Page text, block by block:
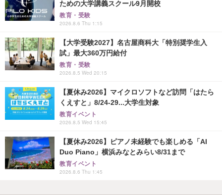
ための大学講義スクール9月開校
教育・受験
2026.8.6 Thu 1:15
【大学受験2027】名古屋商科大「特別奨学生入
試」最大360万円給付
教育・受験
2026.8.5 Wed 20:15
【夏休み2026】マイクロソフトなど訪問「はたら
くえすと」8/24-29...大学生対象
教育イベント
2026.8.5 Wed 15:45
【夏休み2026】ピアノ未経験でも楽しめる「AI
Duo Piano」横浜みなとみらい8/31まで
教育イベント
2026.8.6 Thu 1:45